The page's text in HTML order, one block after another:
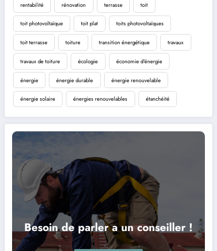
rentabilité rénovation terrasse toit
toit photovoltaïque toit plat toits photovoltaïques
toit terrasse toiture transition énergétique travaux
travaux de toiture écologie économie d'énergie
énergie énergie durable énergie renouvelable
énergie solaire énergies renouvelables étanchéité
Besoin de parler a un conseiller !